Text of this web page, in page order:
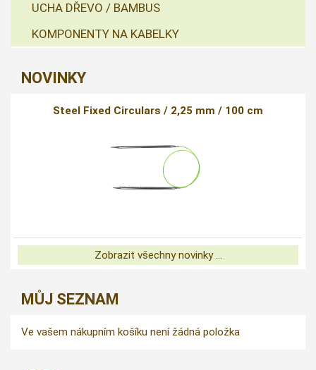
UCHA DŘEVO / BAMBUS
KOMPONENTY NA KABELKY
NOVINKY
Steel Fixed Circulars / 2,25 mm / 100 cm
Zobrazit všechny novinky ...
MŮJ SEZNAM
Ve vašem nákupním košíku není žádná položka